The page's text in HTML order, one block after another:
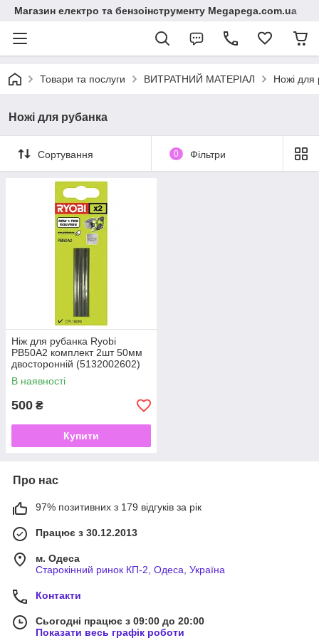
Магазин електро та бензоінструменту Megapega.com.ua
Товари та послуги ВИТРАТНИЙ МАТЕРІАЛ Ножі для
Ножі для рубанка
Сортування 0 Фільтри
Ніж для рубанка Ryobi
PB50A2 комплект 2шт 50мм
двосторонній (5132002602)
В наявності
500 ₴
Купити
Про нас
97% позитивних з 179 відгуків за рік
Працює з 30.12.2013
м. Одеса
Старокінний ринок КП-2, Одеса, Україна
Контакти
Сьогодні працює з 09:00 до 20:00
Показати весь графік роботи